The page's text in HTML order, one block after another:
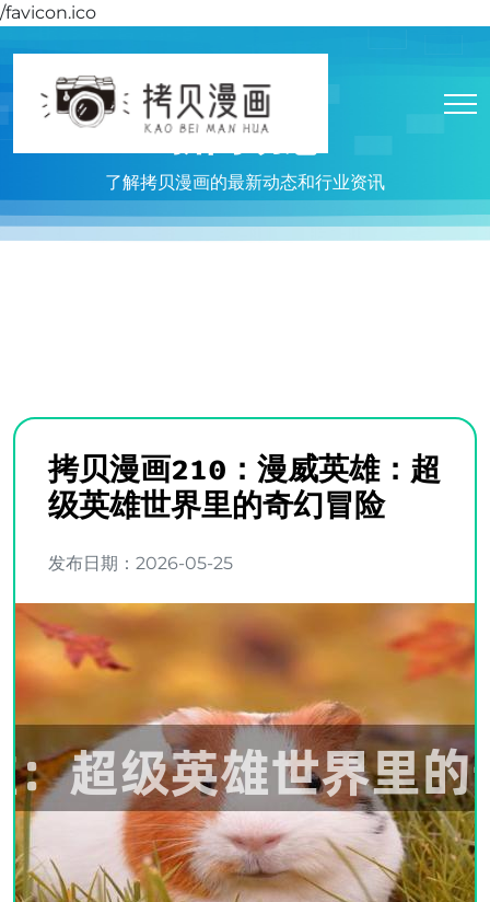
/favicon.ico
新闻动态
了解拷贝漫画的最新动态和行业资讯
拷贝漫画210：漫威英雄：超
级英雄世界里的奇幻冒险
发布日期：2026-05-25